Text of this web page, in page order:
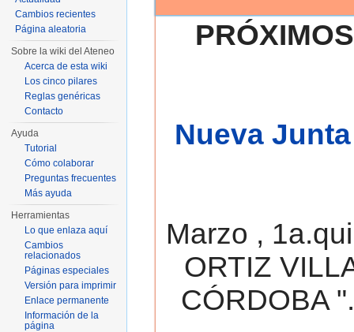
Nueva
Marzo ,
ORTIZ
CÓRDOBA
Cambios recientes
Página aleatoria
Sobre la wiki del Ateneo
Acerca de esta wiki
Los cinco pilares
Reglas genéricas
Contacto
Ayuda
Tutorial
Cómo colaborar
Preguntas frecuentes
Más ayuda
Herramientas
Lo que enlaza aquí
Cambios
relacionados
Páginas especiales
Versión para imprimir
Enlace permanente
Información de la
página